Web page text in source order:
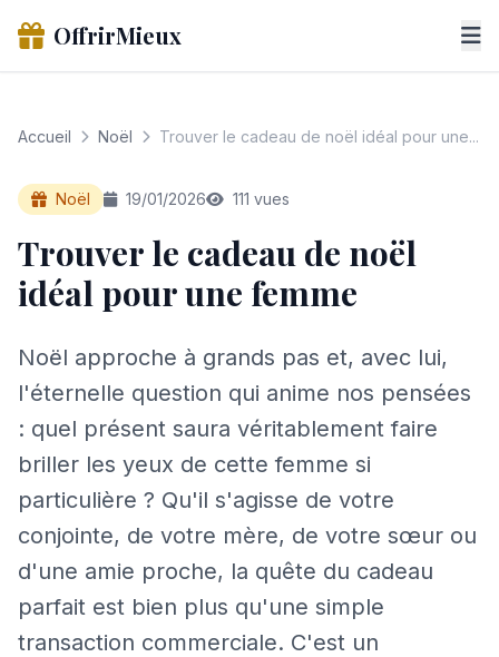
OffrirMieux
Accueil Noël Trouver le cadeau de noël idéal pour une...
Noël 19/01/2026 111 vues
Trouver le cadeau de noël
idéal pour une femme
Noël approche à grands pas et, avec lui,
l'éternelle question qui anime nos pensées
: quel présent saura véritablement faire
briller les yeux de cette femme si
particulière ? Qu'il s'agisse de votre
conjointe, de votre mère, de votre sœur ou
d'une amie proche, la quête du cadeau
parfait est bien plus qu'une simple
transaction commerciale. C'est un